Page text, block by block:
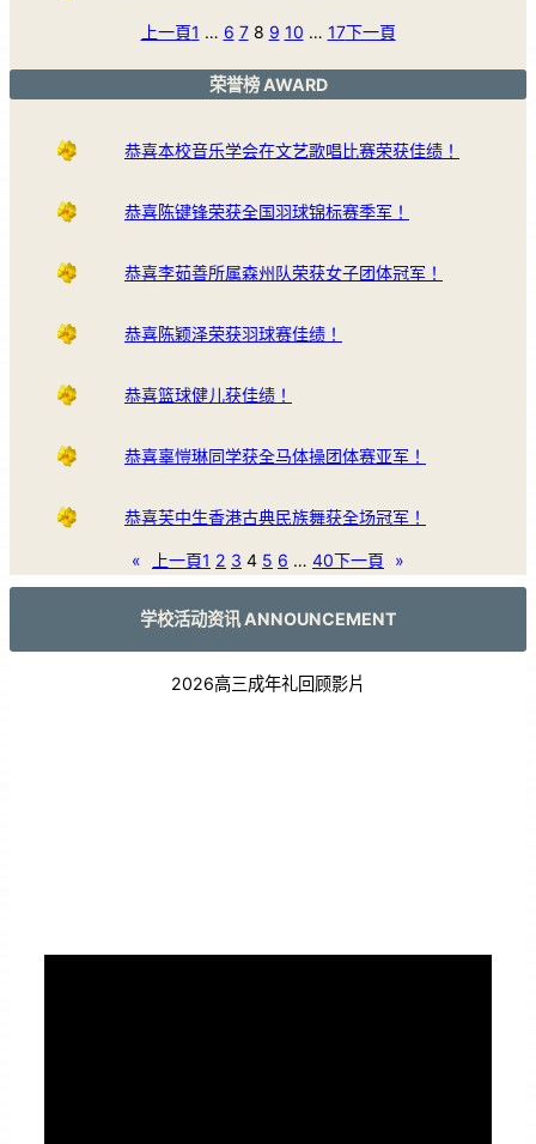
上一頁1 … 6 7 8 9 10 … 17下一頁
荣誉榜 AWARD
恭喜本校音乐学会在文艺歌唱比赛荣获佳绩！
恭喜陈键锋荣获全国羽球锦标赛季军！
恭喜李茹善所属森州队荣获女子团体冠军！
恭喜陈颖泽荣获羽球赛佳绩！
恭喜篮球健儿获佳绩！
恭喜辜愷琳同学获全马体操团体赛亚军！
恭喜芙中生香港古典民族舞获全场冠军！
« 上一頁1 2 3 4 5 6 … 40下一頁 »
学校活动资讯 ANNOUNCEMENT
2026高三成年礼回顾影片